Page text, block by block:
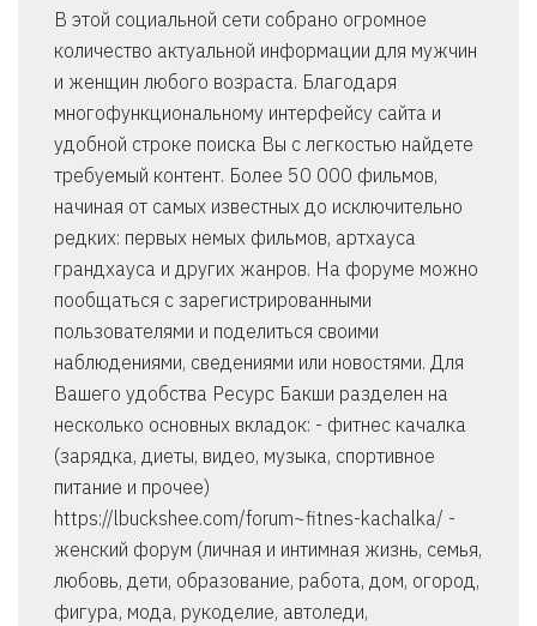
В этой социальной сети собрано огромное
количество актуальной информации для мужчин
и женщин любого возраста. Благодаря
многофункциональному интерфейсу сайта и
удобной строке поиска Вы с легкостью найдете
требуемый контент. Более 50 000 фильмов,
начиная от самых известных до исключительно
редких: первых немых фильмов, артхауса
грандхауса и других жанров. На форуме можно
пообщаться с зарегистрированными
пользователями и поделиться своими
наблюдениями, сведениями или новостями. Для
Вашего удобства Ресурс Бакши разделен на
несколько основных вкладок: - фитнес качалка
(зарядка, диеты, видео, музыка, спортивное
питание и прочее)
https://lbuckshee.com/forum~fitnes-kachalka/ -
женский форум (личная и интимная жизнь, семья,
любовь, дети, образование, работа, дом, огород,
фигура, мода, рукоделие, автоледи,